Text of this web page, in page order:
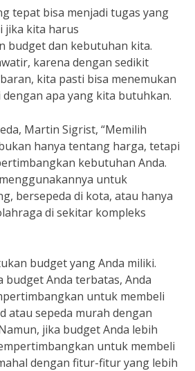
tepat bisa menjadi tugas yang
jika kita harus
budget dan kebutuhan kita.
karena dengan sedikit
kita pasti bisa menemukan
dengan apa yang kita butuhkan.
Martin Sigrist, “Memilih
hanya tentang harga, tetapi
kebutuhan Anda.
untuk
bersepeda di kota, atau hanya
di sekitar kompleks
budget yang Anda miliki.
budget Anda terbatas, Anda
untuk membeli
atau sepeda murah dengan
jika budget Anda lebih
untuk membeli
dengan fitur-fitur yang lebih